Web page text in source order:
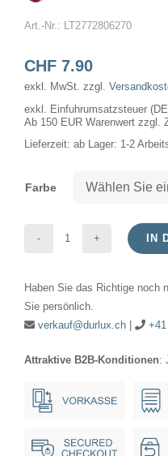
Art.-Nr.: LT2772806270
CHF7.90
exkl. MwSt. zzgl.
exkl. Einfuhrumsatzsteuer
Ab 150 EUR Warenwert zzgl.
Lieferzeit: ab Lager: 1-2
Farbe
Fila
230V
7W
Dim
IN
Haben Sie das Richtige noch
Sie persönlich.
verkauf@durlux.ch|
Attraktive B2B-Konditionen: